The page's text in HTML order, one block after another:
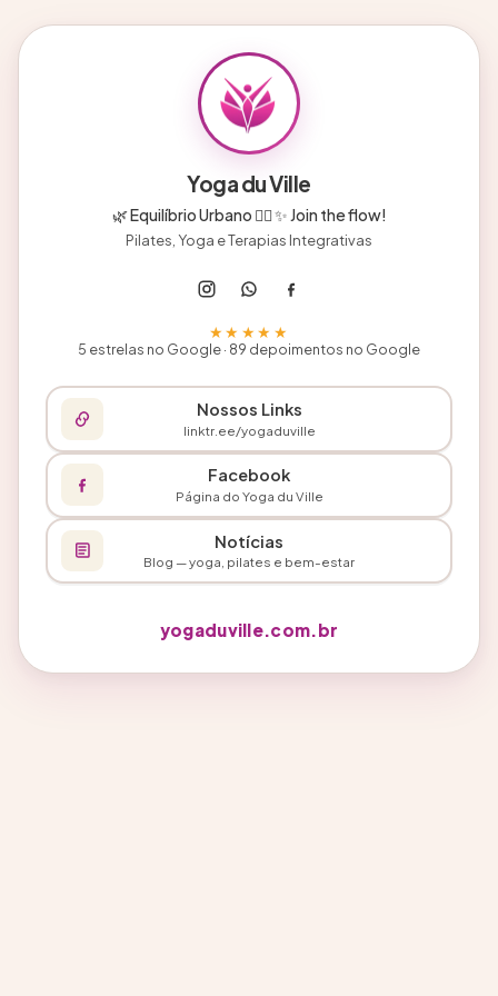
Yoga du Ville
🌿 Equilíbrio Urbano 🧘‍♀️ ✨ Join the flow!
Pilates, Yoga e Terapias Integrativas
★★★★★
5 estrelas no Google · 89 depoimentos no Google
Nossos Links
linktr.ee/yogaduville
Facebook
Página do Yoga du Ville
Notícias
Blog — yoga, pilates e bem-estar
yogaduville.com.br